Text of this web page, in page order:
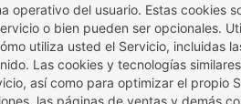
operativo del usuario. Estas cookies
o bien pueden ser opcionales.
utiliza usted el Servicio, incluidas
Las cookies y tecnologías
así como para optimizar el propio
las páginas de ventas y demás